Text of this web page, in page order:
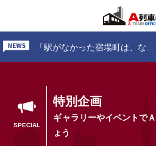
「お出かけ、道南いさりび鉄...
「駅がなかった宿場町は、な...
「お出かけ、小田急電鉄 ～...
SPECIAL
特別企画
ギャラリーやイベントで
ょう